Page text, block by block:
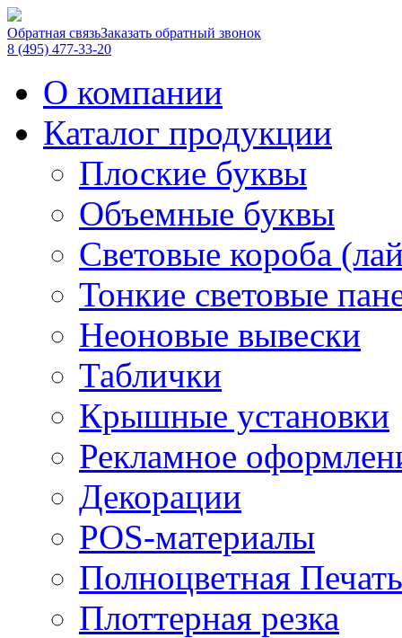
Обратная связьЗаказать обратный звонок
8 (495) 477-33-20
О компании
Каталог продукции
Плоские буквы
Объемные буквы
Световые короба
Тонкие световые
Неоновые вывески
Таблички
Крышные установки
Рекламное
Декорации
POS-материалы
Полноцветная Печать
Плоттерная резка